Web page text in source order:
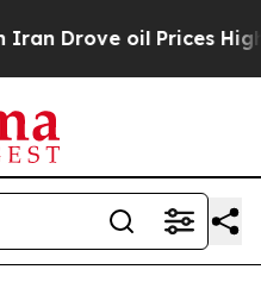
oil Prices Higher,